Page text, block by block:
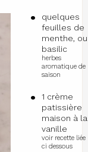
quelques
feuilles de
menthe, ou
basilic
herbes
aromatique de
saison
1 crème
patissière
maison à la
vanille
voir recette liée
ci dessous